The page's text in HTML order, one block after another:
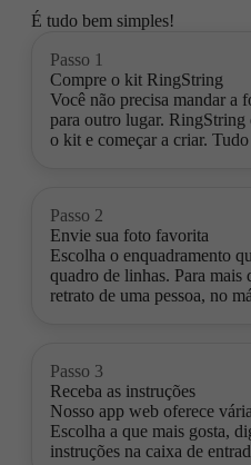
É tudo bem simples!
Passo 1
Compre o kit RingString
Você não precisa mandar a
para outro lugar.
o kit e começar a criar.
Passo 2
Envie sua foto favorita
Escolha o enquadramento
quadro de linhas. Para mais
retrato de uma pessoa, no
Passo 3
Receba as instruções
Nosso app web oferece
Escolha a que mais gosta,
instruções na caixa de